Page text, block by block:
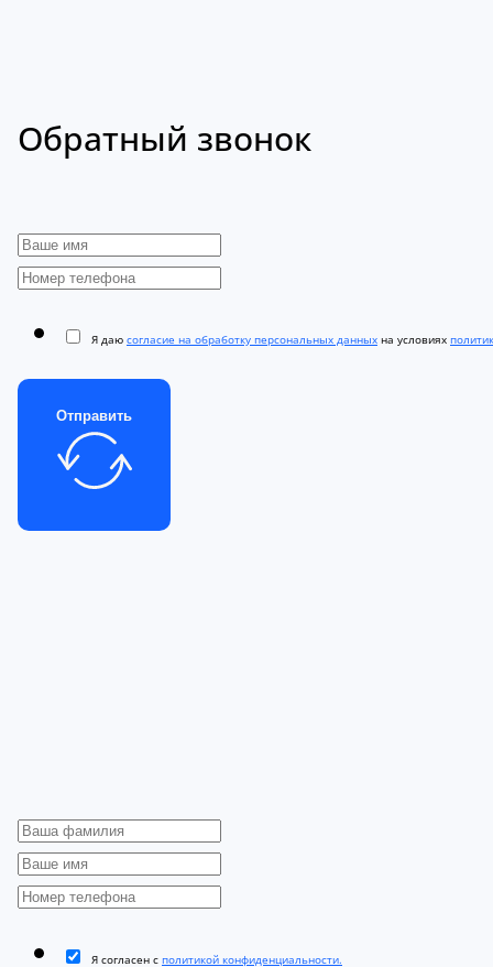
Обратный звонок
Я даю согласие на обработку персональных данных на условиях
Отправить
Я согласен с политикой конфиденциальности.